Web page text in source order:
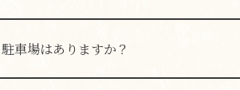
なんば駅・日本橋駅直結のなんばウォー
駐車場はありますか？
提携駐車場はございません。お車でお越